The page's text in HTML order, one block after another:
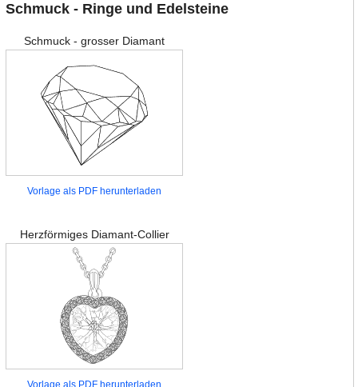
Schmuck - Ringe und Edelsteine
Schmuck - grosser Diamant
Vorlage als PDF herunterladen
Herzförmiges Diamant-Collier
Vorlage als PDF herunterladen